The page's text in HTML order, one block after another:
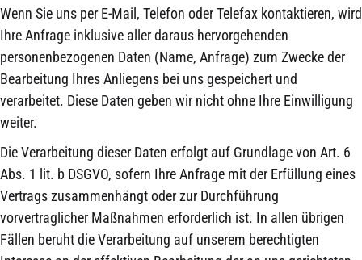
Wenn Sie uns per E-Mail, Telefon oder Telefax kontaktieren, wird
Ihre Anfrage inklusive aller daraus hervorgehenden
personenbezogenen Daten (Name, Anfrage) zum Zwecke der
Bearbeitung Ihres Anliegens bei uns gespeichert und
verarbeitet. Diese Daten geben wir nicht ohne Ihre Einwilligung
weiter.
Die Verarbeitung dieser Daten erfolgt auf Grundlage von Art. 6
Abs. 1 lit. b DSGVO, sofern Ihre Anfrage mit der Erfüllung eines
Vertrags zusammenhängt oder zur Durchführung
vorvertraglicher Maßnahmen erforderlich ist. In allen übrigen
Fällen beruht die Verarbeitung auf unserem berechtigten